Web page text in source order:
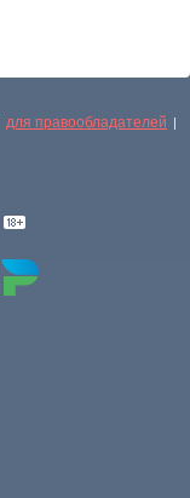
для правообладателей |